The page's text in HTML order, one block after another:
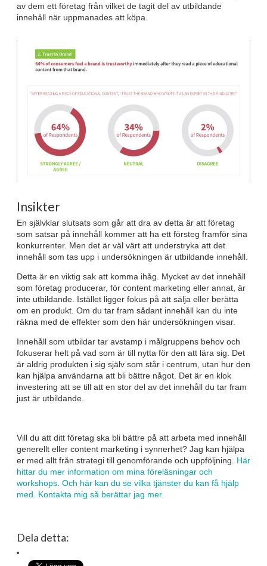
av dem ett företag från vilket de tagit del av utbildande
innehåll när uppmanades att köpa.
Insikter
En självklar slutsats som går att dra av detta är att företag
som satsar på innehåll kommer att ha ett försteg framför sina
konkurrenter. Men det är väl värt att understryka att det
innehåll som tas upp i undersökningen är utbildande innehåll.
Detta är en viktig sak att komma ihåg. Mycket av det innehåll
som företag producerar, för content marketing eller annat, är
inte utbildande. Istället ligger fokus på att sälja eller berätta
om en produkt. Om du tar fram sådant innehåll kan du inte
räkna med de effekter som den här undersökningen visar.
Innehåll som utbildar tar avstamp i målgruppens behov och
fokuserar helt på vad som är till nytta för den att lära sig. Det
är aldrig produkten i sig själv som står i centrum, utan hur den
kan hjälpa användarna att bli bättre något. Det är en klok
investering att se till att en stor del av det innehåll du tar fram
just är utbildande.
Vill du att ditt företag ska bli bättre på att arbeta med innehåll
generellt eller content marketing i synnerhet? Jag kan hjälpa
er med allt från strategi till genomförande och uppföljning. Här
hittar du mer information om mina föreläsningar och
workshops Och här kan du se vilka tjänster du kan få hjälp
med
Kontakta mig så berättar jag mer.
Dela detta: